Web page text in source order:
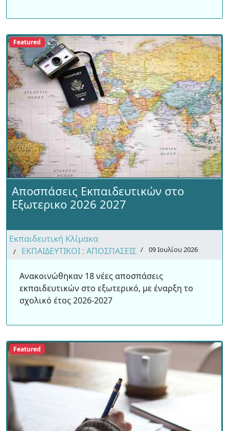
Featured
Αποσπάσεις Εκπαιδευτικών στο
Εξωτερικο 2026 2027
Εκπαιδευτική Κλίμακα
ΕΚΠΑΙΔΕΥΤΙΚΟΙ : ΑΠΟΣΠΑΣΕΙΣ
09 Ιουλίου 2026
Ανακοινώθηκαν 18 νέες αποσπάσεις
εκπαιδευτικών στο εξωτερικό, με έναρξη το
σχολικό έτος 2026-2027
Featured